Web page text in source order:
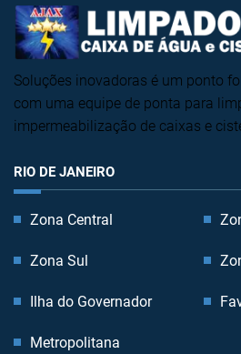
Soluções inovadoras é um ponto
com uma equipe de ponta para
impermeabilização de caixas e
RIO DE JANEIRO
Zona Central
Zona Sul
Ilha do Governador
Metropolitana